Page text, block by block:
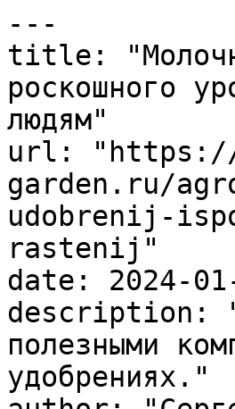
---
title:
роскошного
людям"
url: "https://
garden.ru/
udobrenij-
rastenij"
date: 2024-
description:
полезными
удобрениях."